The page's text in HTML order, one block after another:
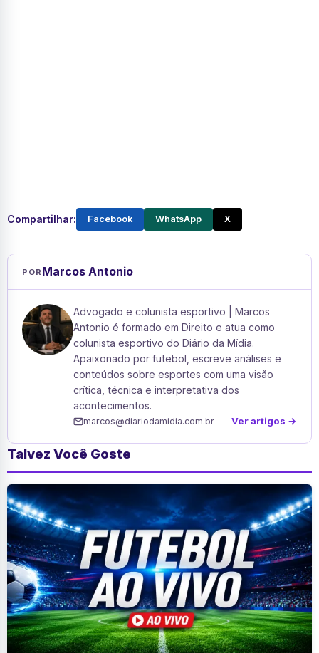
Compartilhar: Facebook WhatsApp X
POR Marcos Antonio
Advogado e colunista esportivo | Marcos
Antonio é formado em Direito e atua como
colunista esportivo do Diário da Mídia.
Apaixonado por futebol, escreve análises e
conteúdos sobre esportes com uma visão
crítica, técnica e interpretativa dos
acontecimentos.
marcos@diariodamidia.com.br Ver artigos →
Talvez Você Goste